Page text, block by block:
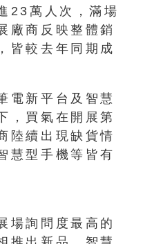
23萬人次，滿場
廠商反映整體銷
皆較去年同期成
電新平台及智慧
，買氣在開展第
陸續出現缺貨情
慧型手機等皆有
場詢問度最高的